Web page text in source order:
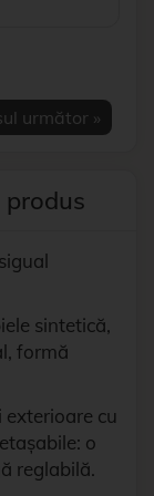
următor »
sintetică,
formă
cu
o
reglabilă.